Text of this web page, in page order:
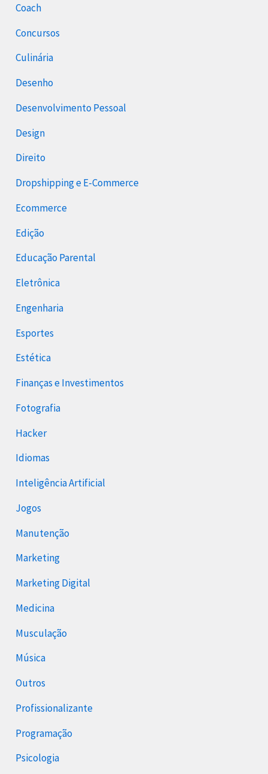
Coach
Concursos
Culinária
Desenho
Desenvolvimento Pessoal
Design
Direito
Dropshipping e E-Commerce
Ecommerce
Edição
Educação Parental
Eletrônica
Engenharia
Esportes
Estética
Finanças e Investimentos
Fotografia
Hacker
Idiomas
Inteligência Artificial
Jogos
Manutenção
Marketing
Marketing Digital
Medicina
Musculação
Música
Outros
Profissionalizante
Programação
Psicologia